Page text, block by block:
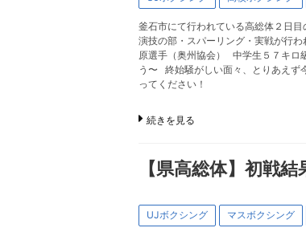
釜石市にて行われている高総体２日
演技の部・スパーリング・実戦が
原選手（奥州協会） 中学生５７キ
う〜 終始騒がしい面々、とりあえず
ってください！
続きを見る
【県高総体】初戦結
UJボクシング マスボクシング